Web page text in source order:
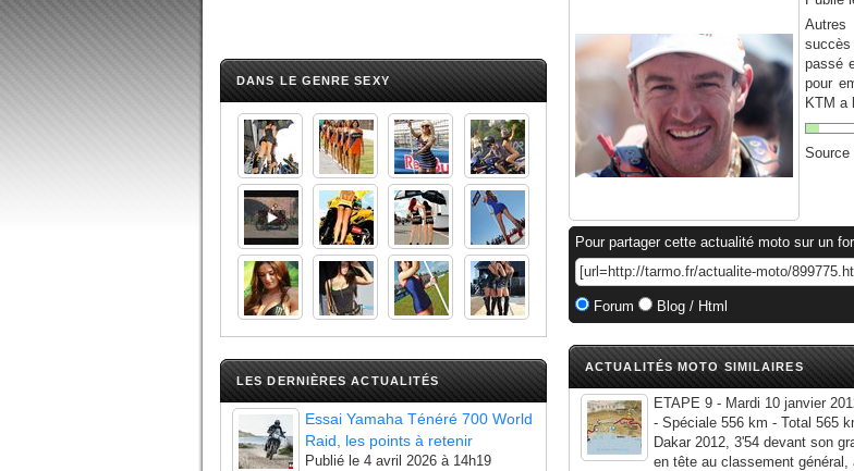
DANS LE GENRE SEXY
LES DERNIÈRES ACTUALITÉS
Essai Yamaha Ténéré 700 World
Raid, les points à retenir
Publié le 4 avril 2026 à 14h19
Autres
passé
pour
KTM a
Source
Pour partager cette actualité moto sur un
Forum Blog / Html
ACTUALITÉS MOTO SIMILAIRES
ETAPE 9 - Mardi 10 janvier
- Spéciale 556 km - Total 565
Dakar 2012, 3'54 devant son
en tête au classement